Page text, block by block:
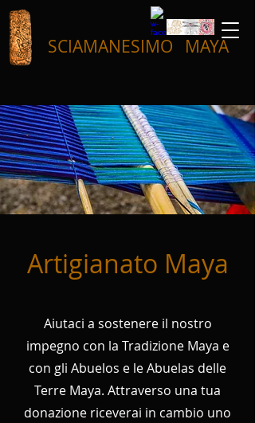
SCIAMANESIMO MAYA
Artigianato Maya
Aiutaci a sostenere il nostro
impegno con la Tradizione Maya e
con gli Abuelos e le Abuelas delle
Terre Maya. Attraverso una tua
donazione riceverai in cambio uno